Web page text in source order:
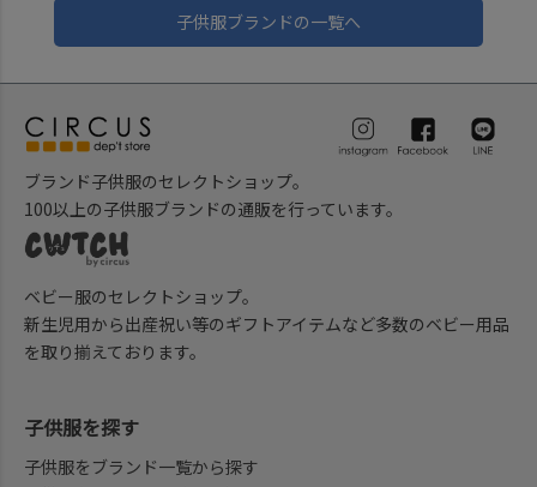
子供服ブランドの一覧へ
ブランド子供服のセレクトショップ。
100以上の子供服ブランドの通販を行っています。
ベビー服のセレクトショップ。
新生児用から出産祝い等のギフトアイテムなど多数のベビー用品
を取り揃えております。
子供服を探す
子供服をブランド一覧から探す